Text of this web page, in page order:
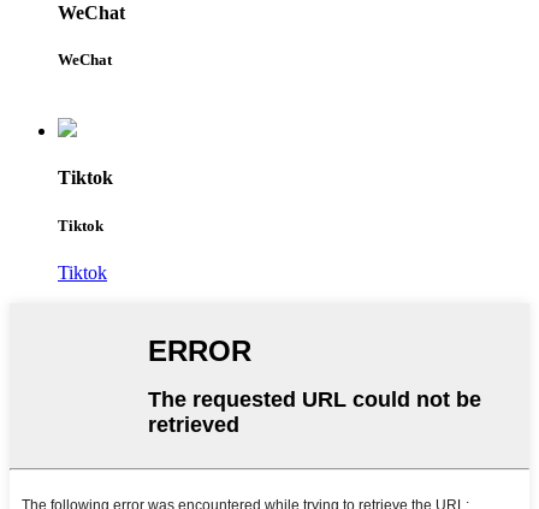
WeChat
WeChat
Tiktok
Tiktok
Tiktok